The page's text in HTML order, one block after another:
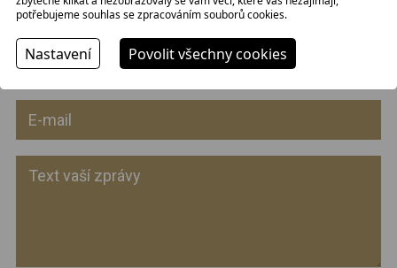
potřebujeme souhlas se zpracováním souborů cookies.
Nastavení Povolit všechny cookies